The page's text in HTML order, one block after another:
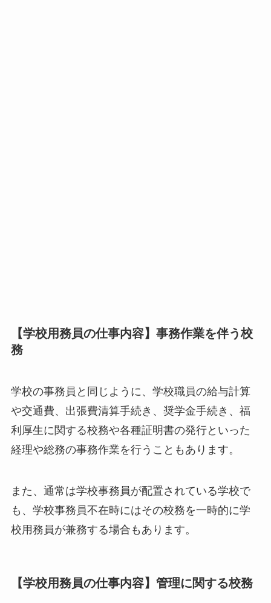
【学校用務員の仕事内容】事務作業を伴う校
務
学校の事務員と同じように、学校職員の給与計算
や交通費、出張費清算手続き、奨学金手続き、福
利厚生に関する校務や各種証明書の発行といった
経理や総務の事務作業を行うこともあります。
また、通常は学校事務員が配置されている学校で
も、学校事務員不在時にはその校務を一時的に学
校用務員が兼務する場合もあります。
【学校用務員の仕事内容】管理に関する校務